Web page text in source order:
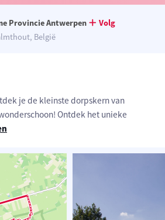
Provincie Antwerpen
Volg
België
je de kleinste dorpskern van
Ontdek het unieke